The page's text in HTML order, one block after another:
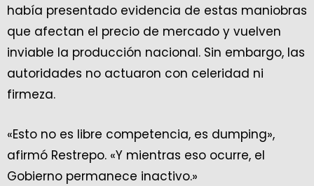
había presentado evidencia de estas maniobras
que afectan el precio de mercado y vuelven
inviable la producción nacional. Sin embargo, las
autoridades no actuaron con celeridad ni
firmeza.
«Esto no es libre competencia, es dumping»,
afirmó Restrepo. «Y mientras eso ocurre, el
Gobierno permanece inactivo.»